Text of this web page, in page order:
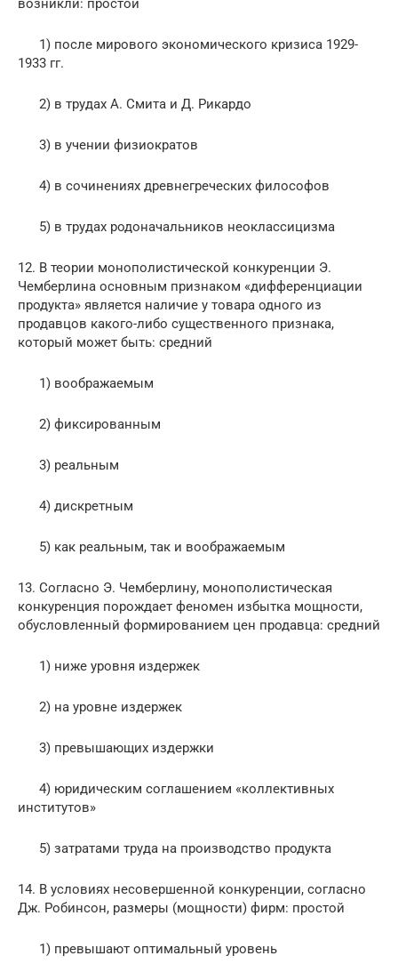
возникли: простой
1) после мирового экономического кризиса 1929-
1933 гг.
2) в трудах А. Смита и Д. Рикардо
3) в учении физиократов
4) в сочинениях древнегреческих философов
5) в трудах родоначальников неоклассицизма
12. В теории монополистической конкуренции Э.
Чемберлина основным признаком «дифференциации
продукта» является наличие у товара одного из
продавцов какого-либо существенного признака,
который может быть: средний
1) воображаемым
2) фиксированным
3) реальным
4) дискретным
5) как реальным, так и воображаемым
13. Согласно Э. Чемберлину, монополистическая
конкуренция порождает феномен избытка мощности,
обусловленный формированием цен продавца: средний
1) ниже уровня издержек
2) на уровне издержек
3) превышающих издержки
4) юридическим соглашением «коллективных
институтов»
5) затратами труда на производство продукта
14. В условиях несовершенной конкуренции, согласно
Дж. Робинсон, размеры (мощности) фирм: простой
1) превышают оптимальный уровень